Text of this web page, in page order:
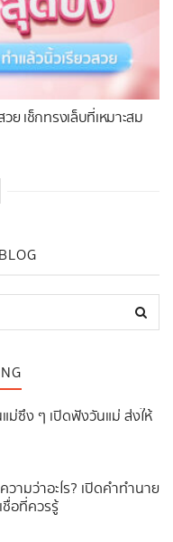
ย เช็กทรงเล็บที่เหมาะสม
ม่ซึ้ง ๆ เปิดฟังวันแม่ ส่งให้
มว่าอะไร? เปิดคำทำนาย
ชื่อที่ควรรู้